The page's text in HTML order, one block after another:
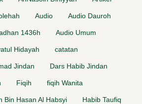
Audio Audio Dauroh
1436h Audio Umum
Hidayah catatan
Jindan Dars Habib Jindan
Fiqih fiqih Wanita
Bin Hasan Al Habsyi Habib Taufiq